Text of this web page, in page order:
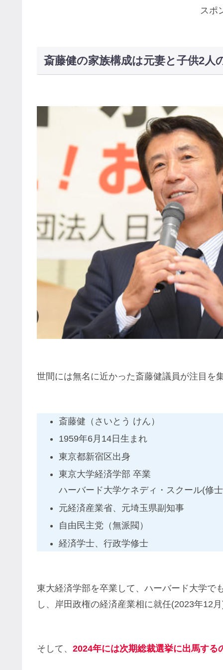
スポ
斎藤健の家族構成は元妻と子供2人
世間には無名に近かった斎藤健議員が注目を
斎藤健（さいとう けん）
1959年6月14日生まれ
東京都新宿区出身
東京大学経済学部 卒業
ハーバード大学ケネディ・スクール(修
元経済産業省、元埼玉県副知事
自由民主党（無派閥）
経済学士、行政学修士
東大経済学部を卒業して、ハーバード大学で
し、岸田政権の経済産業相に就任(2023年12
そして、 2024年には次期総裁選挙に出馬する